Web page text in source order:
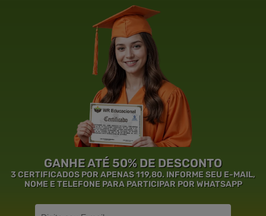
GANHE ATÉ 50% DE DESCONTO
3 CERTIFICADOS POR APENAS 119,80. INFORME SEU E-MAIL,
NOME E TELEFONE PARA PARTICIPAR POR WHATSAPP